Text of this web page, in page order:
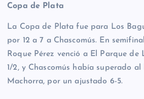
Copa de Plata
La Copa de Plata fue para Los
por 12 a 7 a Chascomús. En
Roque Pérez venció a El Parque de
1/2, y Chascomús había superado
Machorra, por un ajustado 6-5.